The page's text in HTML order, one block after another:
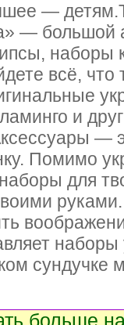
—
— большой
наборы
всё, что
и
—
Помимо
для
сундучке